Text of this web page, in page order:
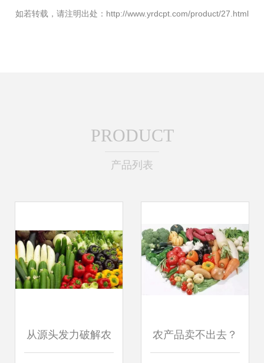
如若转载，请注明出处：http://www.yrdcpt.com/product/27.html
PRODUCT
产品列表
从源头发力破解农 农产品卖不出去？